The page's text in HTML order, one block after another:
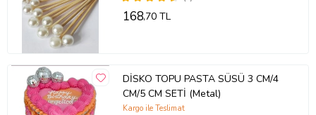
168,70 TL
DİSKO TOPU PASTA SÜSÜ 3 CM/4
CM/5 CM SETİ (Metal)
Kargo ile Teslimat